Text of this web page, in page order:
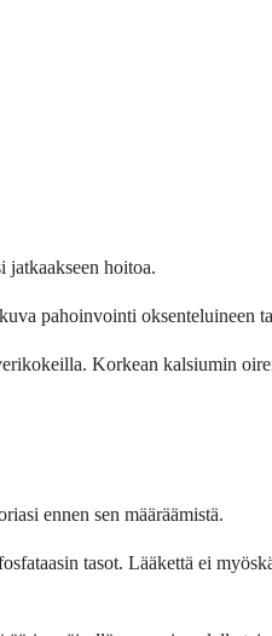
hoitoa.
pahoinvointi oksenteluineen
Korkean kalsiumin
ennen sen määräämistä.
tasot. Lääkettä ei